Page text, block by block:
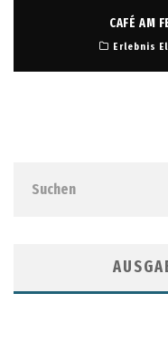
CAFÉ AM
Erlebnis